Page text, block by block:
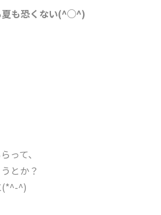
夏も恐くない(^○^)
って、
とか？
(*^-^)